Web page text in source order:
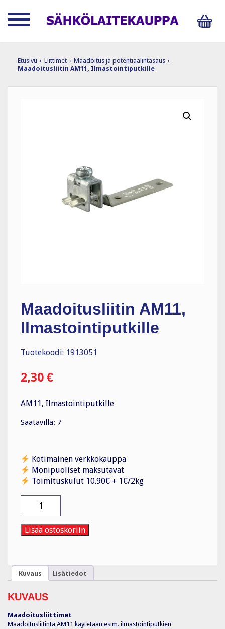
Etusivu › Liittimet › Maadoitus ja potentiaalintasaus ›
Maadoitusliitin AM11, Ilmastointiputkille
Maadoitusliitin AM11,
Ilmastointiputkille
Tuotekoodi: 1913051
2,30 €
AM11, Ilmastointiputkille
Saatavilla: 7
Kotimainen verkkokauppa
Monipuoliset maksutavat
Toimituskulut 10.90€ + 1€/2kg
AM11,
Ilmastointiputkille
määrä
Lisää ostoskoriin
Kuvaus Lisätiedot
KUVAUS
Maadoitusliittimet
Maadoitusliitintä AM11 käytetään esim. ilmastointiputkien